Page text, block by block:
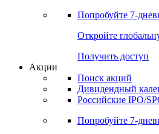
Попробуйте 7-
Откройте
Получить доступ
Акции
Поиск акций
Дивидендный
Российские IPO/
Попробуйте 7-